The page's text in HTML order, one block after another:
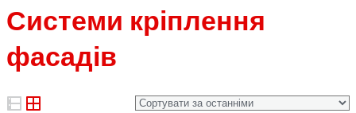
Системи кріплення
фасадів